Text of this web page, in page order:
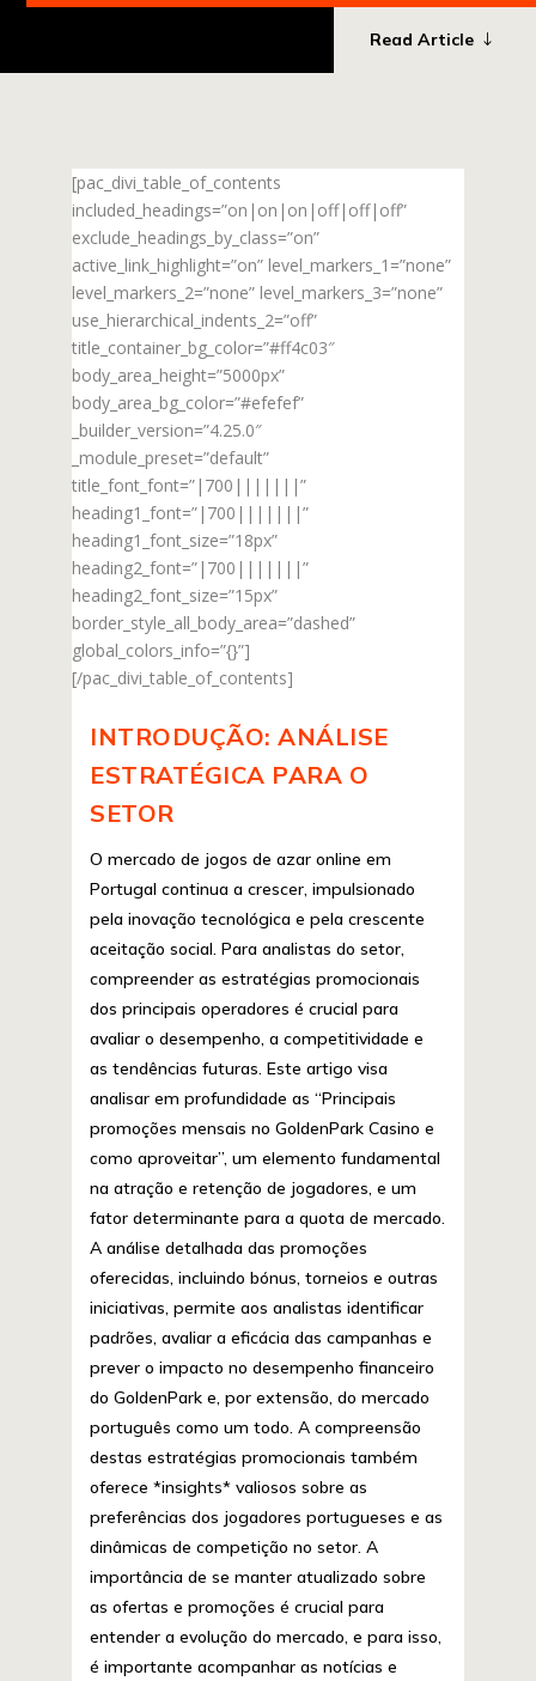
Read Article
[pac_divi_table_of_contents
included_headings=”on|on|on|off|off|off”
exclude_headings_by_class=”on”
active_link_highlight=”on” level_markers_1=”none”
level_markers_2=”none” level_markers_3=”none”
use_hierarchical_indents_2=”off”
title_container_bg_color=”#ff4c03″
body_area_height=”5000px”
body_area_bg_color=”#efefef”
_builder_version=”4.25.0″
_module_preset=”default”
title_font_font=”|700|||||||”
heading1_font=”|700|||||||”
heading1_font_size=”18px”
heading2_font=”|700|||||||”
heading2_font_size=”15px”
border_style_all_body_area=”dashed”
global_colors_info=”{}”]
[/pac_divi_table_of_contents]
INTRODUÇÃO: ANÁLISE
ESTRATÉGICA PARA O
SETOR
O mercado de jogos de azar online em
Portugal continua a crescer, impulsionado
pela inovação tecnológica e pela crescente
aceitação social. Para analistas do setor,
compreender as estratégias promocionais
dos principais operadores é crucial para
avaliar o desempenho, a competitividade e
as tendências futuras. Este artigo visa
analisar em profundidade as “Principais
promoções mensais no GoldenPark Casino e
como aproveitar”, um elemento fundamental
na atração e retenção de jogadores, e um
fator determinante para a quota de mercado.
A análise detalhada das promoções
oferecidas, incluindo bónus, torneios e outras
iniciativas, permite aos analistas identificar
padrões, avaliar a eficácia das campanhas e
prever o impacto no desempenho financeiro
do GoldenPark e, por extensão, do mercado
português como um todo. A compreensão
destas estratégias promocionais também
oferece *insights* valiosos sobre as
preferências dos jogadores portugueses e as
dinâmicas de competição no setor. A
importância de se manter atualizado sobre
as ofertas e promoções é crucial para
entender a evolução do mercado, e para isso,
é importante acompanhar as notícias e